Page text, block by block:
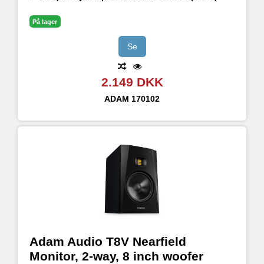
På lager
Se
2.149 DKK
ADAM 170102
Adam Audio T8V Nearfield
Monitor, 2-way, 8 inch woofer